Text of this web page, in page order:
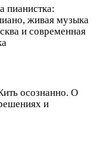
пианистка:
живая музыка
и современная
осознанно. О
и